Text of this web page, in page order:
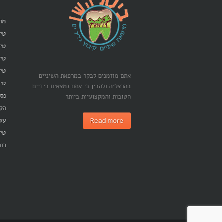
אתם מוזמנים לבקר במרפאת השיניים
בהרצליה ולהבין כי אתם נמצאים בידיים
הטובות והמקצועיות ביותר
Read more